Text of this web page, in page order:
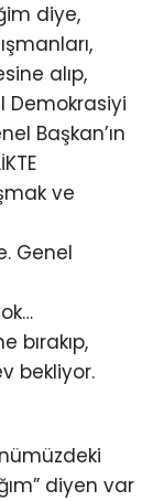
diye,
alıp,
Demokrasiyi
Başkan’ın
ve
Genel
bırakıp,
bekliyor.
diyen var